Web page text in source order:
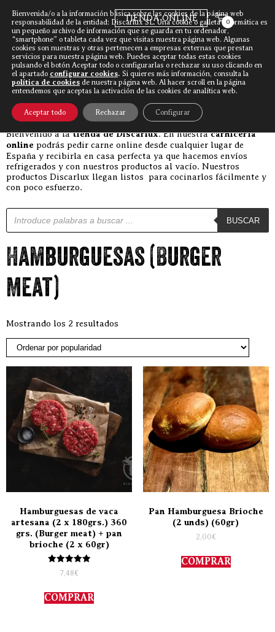
TIENDA ONLINE 0
Discarlux»Hamburguesas (Burger Meat)
CATEGORIAS
Bienvenido a latienda de Discarlux. En nuestracarnicería
online podrás pedir carne online desde cualquier lugar de
España y recibirla en casa perfecta ya que hacemos envíos
refrigerados y con nuestros productos al vacío. Nuestros
productos Discarlux llegan listos para cocinarlos fácilmente y
con poco esfuerzo.
Búsqueda de productos
BUSCAR
Hamburguesas (Burger
Meat)
Mostrando los 2 resultados
Hamburguesas de vaca
artesana (2 x 180grs.) 360
grs. (Burger meat) + pan
brioche (2 x 60gr)
Valorado
con
de 5
7,48€
COMPRAR
Pan Hamburguesa Brioche
(2 unds) (60gr)
2,00€
COMPRAR
Bienvenida/o a la información básica sobre las cookies de la página web
responsabilidad de la entidad: Discarlux SL. Una cookie o galleta informática es
un pequeño archivo de información que se guarda en tu ordenador,
“smartphone” o tableta cada vez que visitas nuestra página web. Algunas
cookies son nuestras y otras pertenecen a empresas externas que prestan
servicios para nuestra página web. Puedes aceptar todas estas cookies
pulsando el botón Aceptar todo o configurarlas o rechazar su uso clicando en
el apartado configurar cookies. Si quieres más información, consulta la
política de cookies de nuestra página web. Al hacer scroll en la página
entendemos que aceptas la activación de las cookies de analítica web.
Aceptar todo Rechazar Configurar